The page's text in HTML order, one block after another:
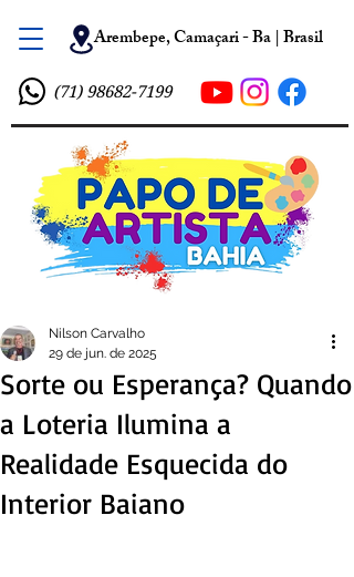
Arembepe, Camaçari - Ba | Brasil
(71) 98682-7199
Sorte ou Esperança? Quando
a Loteria Ilumina a
Realidade Esquecida do
Interior Baiano
Nilson Carvalho
29 de jun. de 2025